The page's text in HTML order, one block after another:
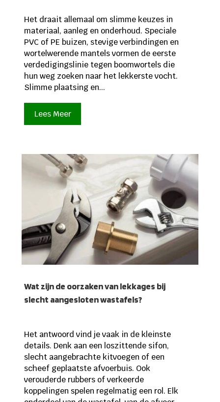
Het draait allemaal om slimme keuzes in
materiaal, aanleg en onderhoud. Speciale
PVC of PE buizen, stevige verbindingen en
wortelwerende mantels vormen de eerste
verdedigingslinie tegen boomwortels die
hun weg zoeken naar het lekkerste vocht.
Slimme plaatsing en...
Lees Meer
Wat zijn de oorzaken van lekkages bij
slecht aangesloten wastafels?
Het antwoord vind je vaak in de kleinste
details. Denk aan een loszittende sifon,
slecht aangebrachte kitvoegen of een
scheef geplaatste afvoerbuis. Ook
verouderde rubbers of verkeerde
koppelingen spelen regelmatig een rol. Elk